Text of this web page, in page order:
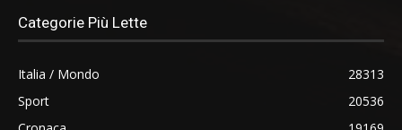
Categorie Più Lette
Italia / Mondo
28313
Sport
20536